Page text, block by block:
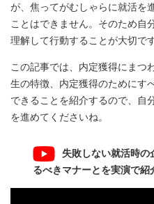
が、焦ってがむしゃらに就活を
ことはできません。そのため自
理解して行動することが大切です
この記事では、内定獲得にまつ
生の特徴、内定獲得のためにす
できることを紹介するので、自
を進めてくださいね。
失敗しない就活時の
るべきマナーとを実演で紹